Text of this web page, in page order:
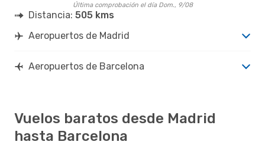
Última comprobación el día Dom., 9/08
Distancia: 505 kms
Aeropuertos de Madrid
Aeropuertos de Barcelona
Vuelos baratos desde Madrid
hasta Barcelona